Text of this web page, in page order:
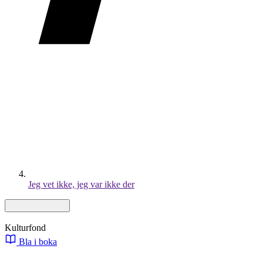
Jeg vet ikke, jeg var ikke der
Kulturfond
Bla i boka